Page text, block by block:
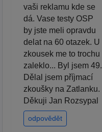
vaši reklamu kde se
dá. Vase testy OSP
by jste meli opravdu
delat na 60 otazek. U
zkousek me to trochu
zaleklo... Byl jsem 49.
Dělal jsem příjmací
zkoušky na Zatlanku.
Děkuji Jan Rozsypal
odpovědět